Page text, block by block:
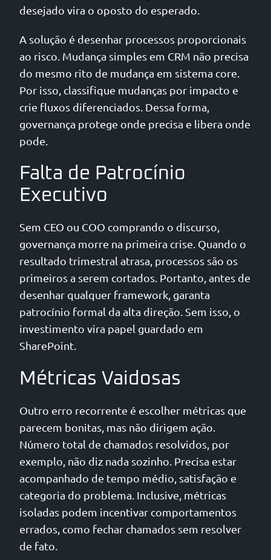
desejado vira o oposto do esperado.
A solução é desenhar processos proporcionais
ao risco. Mudança simples em CRM não precisa
do mesmo rito de mudança em sistema core.
Por isso, classifique mudanças por impacto e
crie fluxos diferenciados. Dessa forma,
governança protege onde precisa e libera onde
pode.
Falta de Patrocínio
Executivo
Sem CEO ou COO comprando o discurso,
governança morre na primeira crise. Quando o
resultado trimestral atrasa, processos são os
primeiros a serem cortados. Portanto, antes de
desenhar qualquer framework, garanta
patrocínio formal da alta direção. Sem isso, o
investimento vira papel guardado em
SharePoint.
Métricas Vaidosas
Outro erro recorrente é escolher métricas que
parecem bonitas, mas não dirigem ação.
Número total de chamados resolvidos, por
exemplo, não diz nada sozinho. Precisa estar
acompanhado de tempo médio, satisfação e
categoria do problema. Inclusive, métricas
isoladas podem incentivar comportamentos
errados, como fechar chamados sem resolver
de fato.